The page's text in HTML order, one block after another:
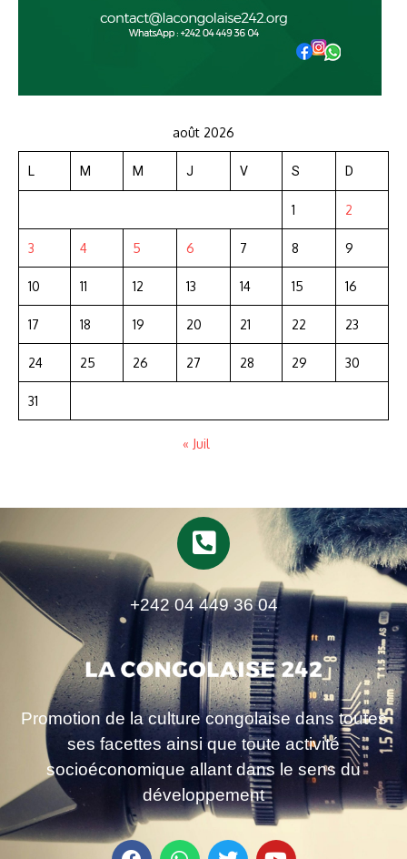
août 2026
L M M J V S D
1 2
3 4 5 6 7 8 9
10 11 12 13 14 15 16
17 18 19 20 21 22 23
24 25 26 27 28 29 30
31
« Juil
+242 04 449 36 04
Promotion de la culture congolaise dans toutes
ses facettes ainsi que toute activité
socioéconomique allant dans le sens du
développement